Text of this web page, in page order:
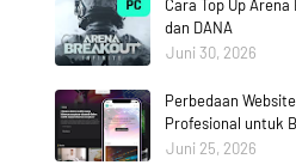
Cara Top Up
dan DANA
Juni 30, 2026
Perbedaan
Profesional untuk
Juni 25, 2026